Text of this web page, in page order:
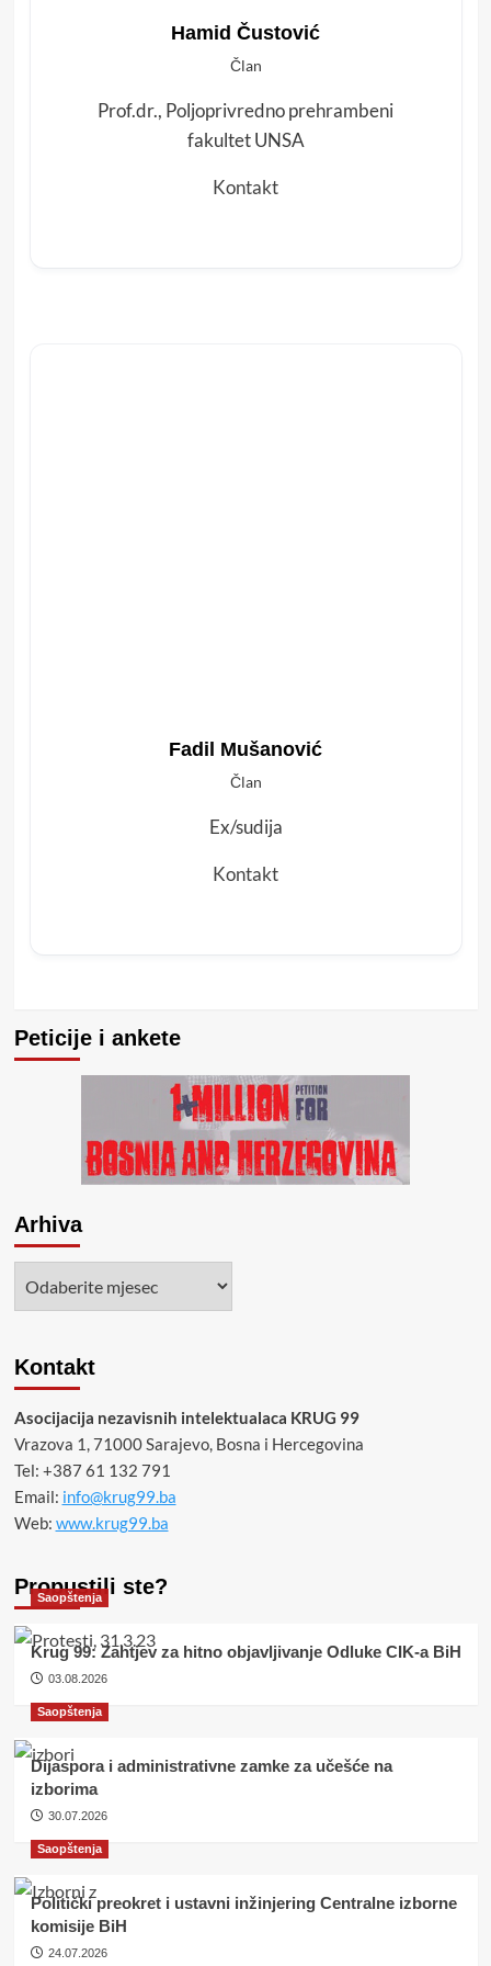
Hamid Čustović
Član
Prof.dr., Poljoprivredno prehrambeni
fakultet UNSA
Kontakt
Fadil Mušanović
Član
Ex/sudija
Kontakt
Peticije i ankete
Arhiva
Kontakt
Asocijacija nezavisnih intelektualaca KRUG 99
Vrazova 1, 71000 Sarajevo, Bosna i Hercegovina
Tel: +387 61 132 791
Email: info@krug99.ba
Web: www.krug99.ba
Propustili ste?
Saopštenja
Krug 99: Zahtjev za hitno objavljivanje Odluke CIK-a BiH
03.08.2026
Saopštenja
Dijaspora i administrativne zamke za učešće na
izborima
30.07.2026
Saopštenja
Politički preokret i ustavni inžinjering Centralne izborne
komisije BiH
24.07.2026